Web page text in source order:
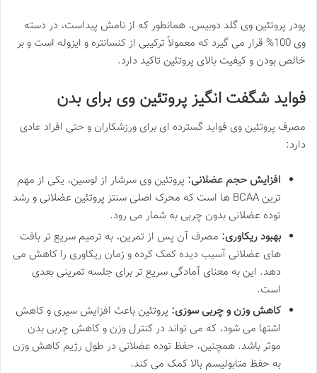
پودر پروتئین وی گلد دوبیس، همانطور که از نامش پیداست، در دسته
وی 100% قرار می گیرد که معمولاً ترکیبی از کنسانتره و ایزوله است و بر
خالص بودن و کیفیت بالای پروتئین تاکید دارد.
فواید شگفت انگیز پروتئین وی برای بدن
مصرف پروتئین وی فواید گسترده ای برای ورزشکاران و حتی افراد عادی
دارد:
افزایش حجم عضلانی: پروتئین وی سرشار از لوسین، یکی از مهم
ترین BCAA ها است که محرک اصلی سنتز پروتئین عضلانی و رشد
توده عضلانی بدون چربی به شمار می رود.
بهبود ریکاوری: مصرف آن پس از تمرین، به ترمیم سریع تر بافت
های عضلانی آسیب دیده کمک کرده و زمان ریکاوری را کاهش می
دهد. این به معنای آمادگی سریع تر برای جلسه تمرینی بعدی
است.
کاهش وزن و چربی سوزی: پروتئین باعث افزایش سیری و کاهش
اشتها می شود، که می تواند در کنترل وزن و کاهش چربی بدن
موثر باشد. همچنین، حفظ توده عضلانی در طول رژیم کاهش وزن
به حفظ متابولیسم بالا کمک می کند.